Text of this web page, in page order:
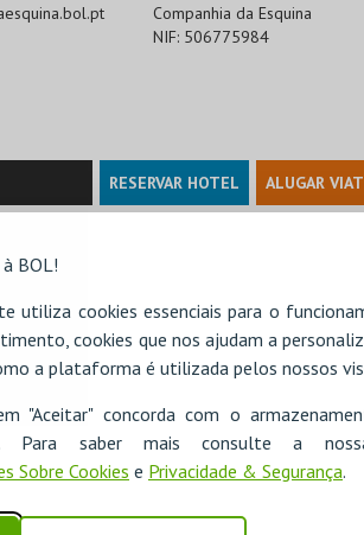
BOL!
utiliza cookies essenciais para o
cookies que nos ajudam a
a plataforma é utilizada pelos nossos
"Aceitar" concorda com o
Para saber mais consulte a
Sobre Cookies e Privacidade & Segurança.
Companhia da Esquina
NIF: 506775984
RESERVAR HOTEL ALUGAR